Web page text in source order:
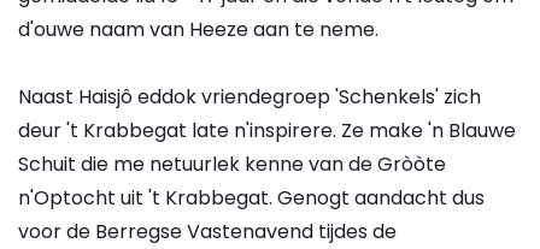
d'ouwe naam van Heeze aan te neme.
Naast Haisjô eddok vriendegroep 'Schenkels' zich
deur 't Krabbegat late n'inspirere. Ze make 'n Blauwe
Schuit die me netuurlek kenne van de Gròòte
n'Optocht uit 't Krabbegat. Genogt aandacht dus
voor de Berregse Vastenavend tijdes de